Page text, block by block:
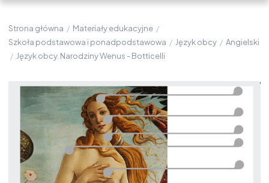
Strona główna / Materiały edukacyjne /
Szkoła podstawowa i ponadpodstawowa / Język obcy / Angielski
/ Język obcy. Narodziny Wenus - Botticelli